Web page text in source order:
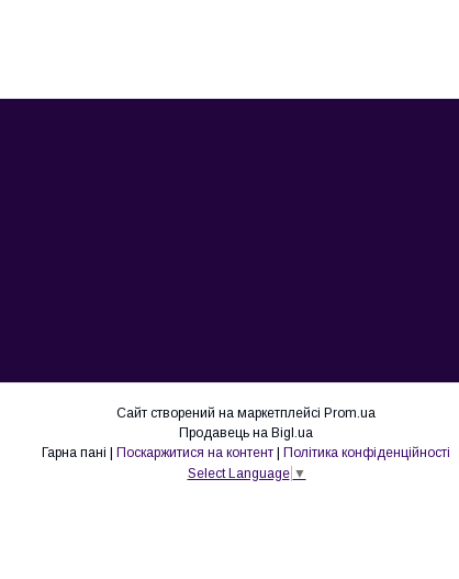
Сайт створений на маркетплейсі Prom.ua
Продавець на Bigl.ua
Гарна пані | Поскаржитися на контент | Політика конфіденційності
Select Language ▼